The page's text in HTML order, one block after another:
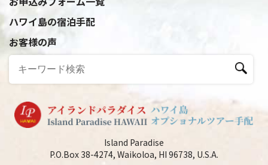
ハワイ島の宿泊手配
お客様の声
Island Paradise
P.O.Box 38-4274, Waikoloa, HI 96738, U.S.A.